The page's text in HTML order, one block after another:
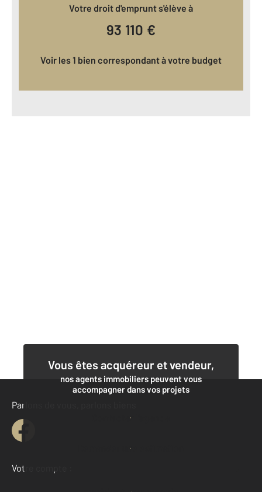
Votre droit d'emprunt s'élève à
93 110 €
Voir les 1 bien correspondant à votre budget
Vous êtes acquéreur et vendeur,
nos agents immobiliers peuvent vous
accompagner dans vos projets
Contacter l'agence
Demander une estimation
Parlons de vous, parlons biens
Votre compte :